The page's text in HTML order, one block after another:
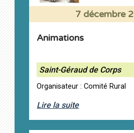
7 décembre
Animations
Saint-Géraud de Corps
Organisateur : Comité Rural
Lire la suite